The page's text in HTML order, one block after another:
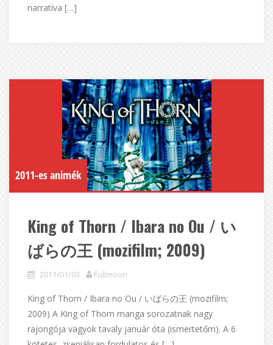
narratíva […]
2011-es animék
King of Thorn / Ibara no Ou / い
ばらの王 (mozifilm; 2009)
2011/01/03 Fullmoon
King of Thorn / Ibara no Ou / いばらの王 (mozifilm;
2009) A King of Thorn manga sorozatnak nagy
rajongója vagyok tavaly január óta (ismertetőm). A 6